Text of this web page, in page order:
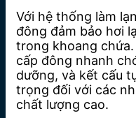
Với hệ thống làm
đông đảm bảo hơi
trong khoang
cấp đông nhanh
dưỡng, và kết cấu
trọng đối với các
chất lượng cao.